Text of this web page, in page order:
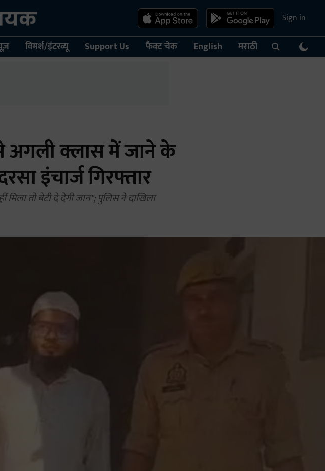
Sign in
विमर्श/इंटरव्यू Support Us फैक्ट चेक English मराठी
अगली क्लास में जाने के
इंचार्ज गिरफ्तार
मिला तो बेटी दे देगी जान"; पुलिस ने दाखिला